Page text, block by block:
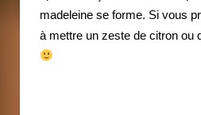
madeleine se forme. Si vous
à mettre un zeste de citron ou